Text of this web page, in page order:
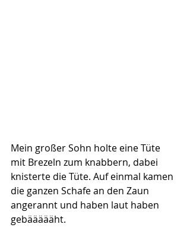
Mein großer Sohn holte eine Tüte
mit Brezeln zum knabbern, dabei
knisterte die Tüte. Auf einmal kamen
die ganzen Schafe an den Zaun
angerannt und haben laut haben
gebäääääht.